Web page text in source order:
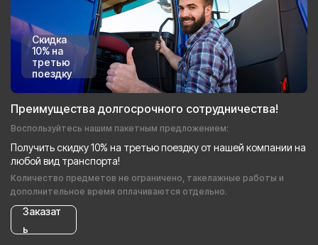
Скидка
10% на
третью
поездку
Преимущества долгосрочного сотрудничества!
Воспользуйтесь нашим пакетным предложением:
Получить скидку 10% на третью поездку от нашей компании на
любой вид транспорта!
Количество предметов не ограничено, такелажные работы и
дополнительное время оплачиваются отдельно.
Заказат
ь